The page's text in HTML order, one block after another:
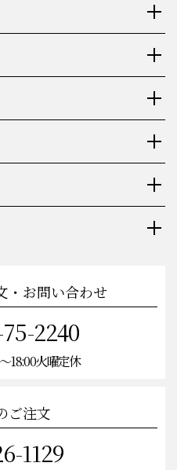
・お問い合わせ
2240
18:00火曜定休
ご注文
1129